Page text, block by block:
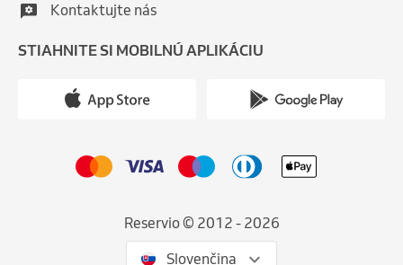
Kontaktujte nás
STIAHNITE SI MOBILNÚ APLIKÁCIU
Reservio © 2012 - 2026
Slovenčina